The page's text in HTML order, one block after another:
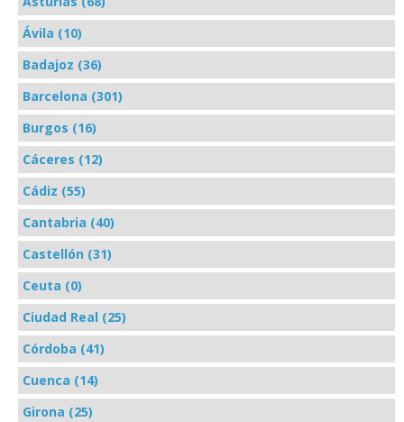
Ávila (10)
Badajoz (36)
Barcelona (301)
Burgos (16)
Cáceres (12)
Cádiz (55)
Cantabria (40)
Castellón (31)
Ceuta (0)
Ciudad Real (25)
Córdoba (41)
Cuenca (14)
Girona (25)